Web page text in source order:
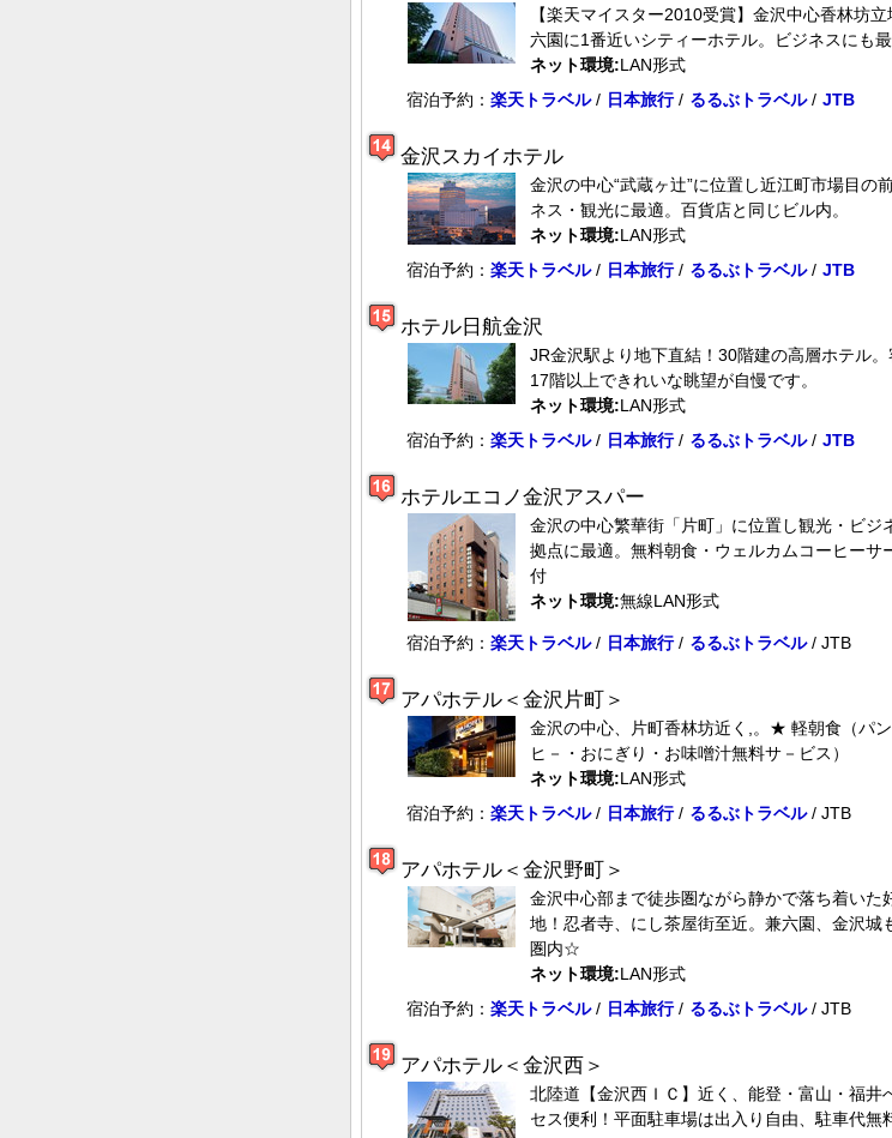
【楽天マイスター2010受賞】金沢中心香林坊立
六園に1番近いシティーホテル。ビジネスにも
ネット環境:LAN形式
宿泊予約： 楽天トラベル/ 日本旅行/ るるぶトラベル/ JTB
金沢スカイホテル
金沢の中心“武蔵ヶ辻”に位置し近江町市場目の
ネス・観光に最適。百貨店と同じビル内。
ネット環境:LAN形式
宿泊予約： 楽天トラベル/ 日本旅行/ るるぶトラベル/ JTB
ホテル日航金沢
JR金沢駅より地下直結！30階建の高層ホテル。
17階以上できれいな眺望が自慢です。
ネット環境:LAN形式
宿泊予約： 楽天トラベル/ 日本旅行/ るるぶトラベル/ JTB
ホテルエコノ金沢アスパー
金沢の中心繁華街「片町」に位置し観光・ビジ
拠点に最適。無料朝食・ウェルカムコーヒーサ
付
ネット環境:無線LAN形式
宿泊予約： 楽天トラベル/ 日本旅行/ るるぶトラベル/ JTB
アパホテル＜金沢片町＞
金沢の中心、片町香林坊近く,。★ 軽朝食（パン
ヒ－・おにぎり・お味噌汁無料サ－ビス）
ネット環境:LAN形式
宿泊予約： 楽天トラベル/ 日本旅行/ るるぶトラベル/ JTB
アパホテル＜金沢野町＞
金沢中心部まで徒歩圏ながら静かで落ち着いた
地！忍者寺、にし茶屋街至近。兼六園、金沢城
圏内☆
ネット環境:LAN形式
宿泊予約： 楽天トラベル/ 日本旅行/ るるぶトラベル/ JTB
アパホテル＜金沢西＞
北陸道【金沢西ＩＣ】近く、能登・富山・福井
セス便利！平面駐車場は出入り自由、駐車代無